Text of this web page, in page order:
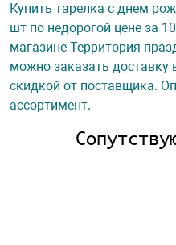
Купить тарелка с днем
шт по недорогой цене за
магазине Территория
можно заказать доставку
скидкой от поставщика.
ассортимент.